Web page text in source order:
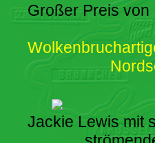
Großer Preis
Jackie Lewis mit